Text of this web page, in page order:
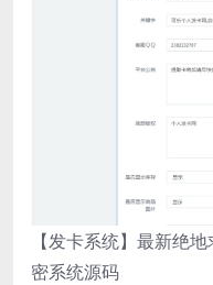
【发卡系统】最新绝
密系统源码